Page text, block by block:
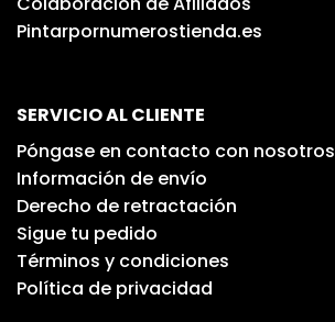
Pintarpornumerostienda.es
SERVICIO AL CLIENTE
Póngase en contacto con nosotros
Información de envío
Derecho de retractación
Sigue tu pedido
Términos y condiciones
Política de privacidad